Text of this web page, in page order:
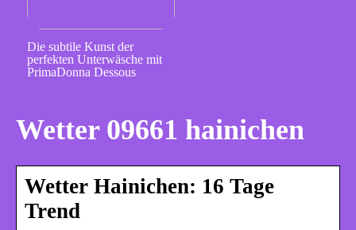
Die subtile Kunst der
perfekten Unterwäsche mit
PrimaDonna Dessous
Wetter 09661 hainichen
Wetter Hainichen: 16 Tage
Trend